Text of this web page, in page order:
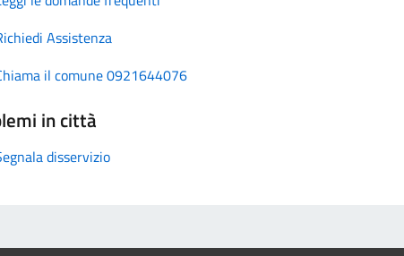
Assistenza
il comune 0921644076
in città
disservizio